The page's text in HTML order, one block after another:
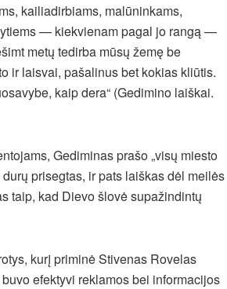
kailiadirbiams, malūninkams,
— kiekvienam pagal jo rangą —
metų tedirba mūsų žemę be
ir laisvai, pašalinus bet kokias kliūtis.
kaip dera“ (Gedimino laiškai.
Gediminas prašo „visų miesto
prisegtas, ir pats laiškas dėl meilės
taip, kad Dievo šlovė supažindintų
kurį priminė Stivenas Rovelas
efektyvi reklamos bei informacijos